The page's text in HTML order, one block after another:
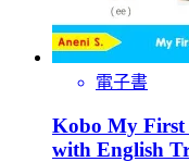
電子書
Kobo My First
with English